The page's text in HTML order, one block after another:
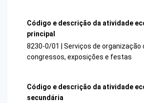
Código e descrição da atividade
principal
8230-0/01 | Serviços de organização
congressos, exposições e festas
Código e descrição da atividade
secundária